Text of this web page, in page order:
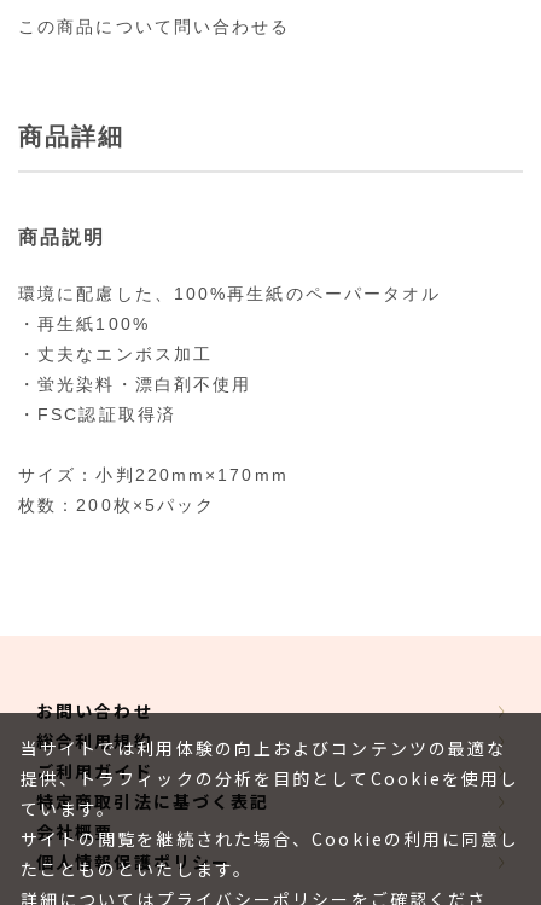
この商品について問い合わせる
商品詳細
商品説明
環境に配慮した、100%再生紙のペーパータオル
・再生紙100%
・丈夫なエンボス加工
・蛍光染料・漂白剤不使用
・FSC認証取得済
サイズ：小判220mm×170mm
枚数：200枚×5パック
お問い合わせ
総合利用規約
ご利用ガイド
特定商取引法に基づく表記
会社概要
個人情報保護ポリシー
当サイトでは利用体験の向上およびコンテンツの最適な
提供、トラフィックの分析を目的としてCookieを使用し
ています。
サイトの閲覧を継続された場合、Cookieの利用に同意し
たことものといたします。
詳細については プライバシーポリシー をご確認くださ